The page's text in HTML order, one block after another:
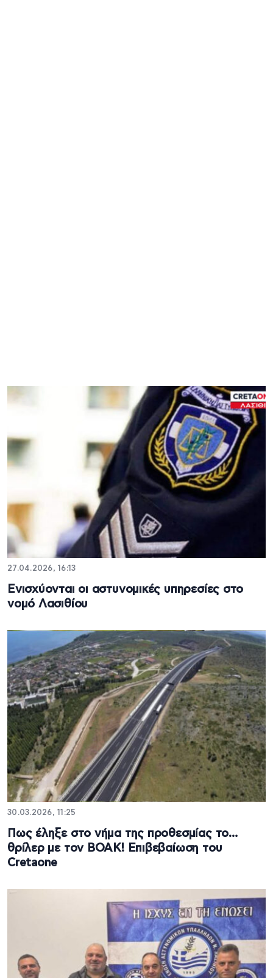
27.04.2026, 16:13
Ενισχύονται οι αστυνομικές υπηρεσίες στο
νομό Λασιθίου
30.03.2026, 11:25
Πως έληξε στο νήμα της προθεσμίας το…
θρίλερ με τον ΒΟΑΚ! Επιβεβαίωση του
Cretaone